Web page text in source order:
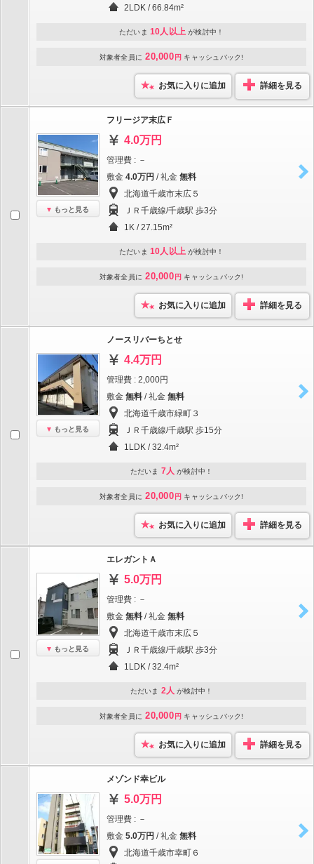
2LDK / 66.84m²
ただいま 10人以上 が検討中！
対象者全員に 20,000 円 キャッシュバック!
お気に入りに追加 詳細を見る
もっと見る
フリージア末広Ｆ
4.0万円
管理費 : －
敷金 4.0万円 / 礼金 無料
北海道千歳市末広５
ＪＲ千歳線/千歳駅 歩3分
1K / 27.15m²
ただいま 10人以上 が検討中！
対象者全員に 20,000 円 キャッシュバック!
お気に入りに追加 詳細を見る
もっと見る
ノースリバーちとせ
4.4万円
管理費 : 2,000円
敷金 無料 / 礼金 無料
北海道千歳市緑町３
ＪＲ千歳線/千歳駅 歩15分
1LDK / 32.4m²
ただいま 7人 が検討中！
対象者全員に 20,000 円 キャッシュバック!
お気に入りに追加 詳細を見る
もっと見る
エレガントＡ
5.0万円
管理費 : －
敷金 無料 / 礼金 無料
北海道千歳市末広５
ＪＲ千歳線/千歳駅 歩3分
1LDK / 32.4m²
ただいま 2人 が検討中！
対象者全員に 20,000 円 キャッシュバック!
お気に入りに追加 詳細を見る
メゾンド幸ビル
5.0万円
管理費 : －
敷金 5.0万円 / 礼金 無料
北海道千歳市幸町６